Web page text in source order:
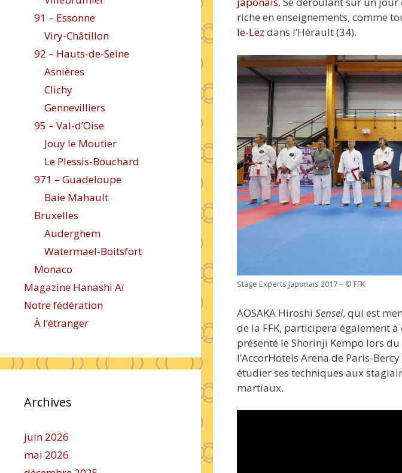
riche en enseignements, comme
le-Lez dans l’Hérault (34).
Stage Experts Japonais 2017 − © FFK
AOSAKA Hiroshi Sensei, qui est
de la FFK, participera également
présenté le Shorinji Kempo lors
l’AccorHotels Arena de Paris-
étudier ses techniques aux
martiaux.
91 – Essonne
Viry-Châtillon
92 – Hauts-de-Seine
Asnières
Clichy
Gennevilliers
95 – Val-d’Oise
Jouy le Moutier
Le Plessis-Bouchard
971 – Guadeloupe
Baie Mahault
Bruxelles
Auderghem
Watermael-Boitsfort
Monaco
Magazine Hanashi Aï
Notre fédération
À l’étranger
Archives
juin 2026
mai 2026